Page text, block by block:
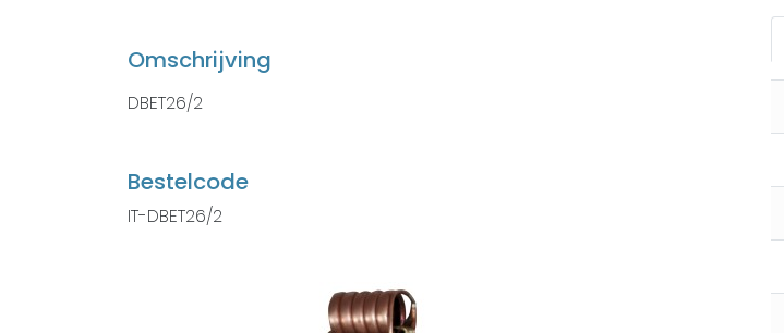
Omschrijving
DBET26/2
Bestelcode
IT-DBET26/2